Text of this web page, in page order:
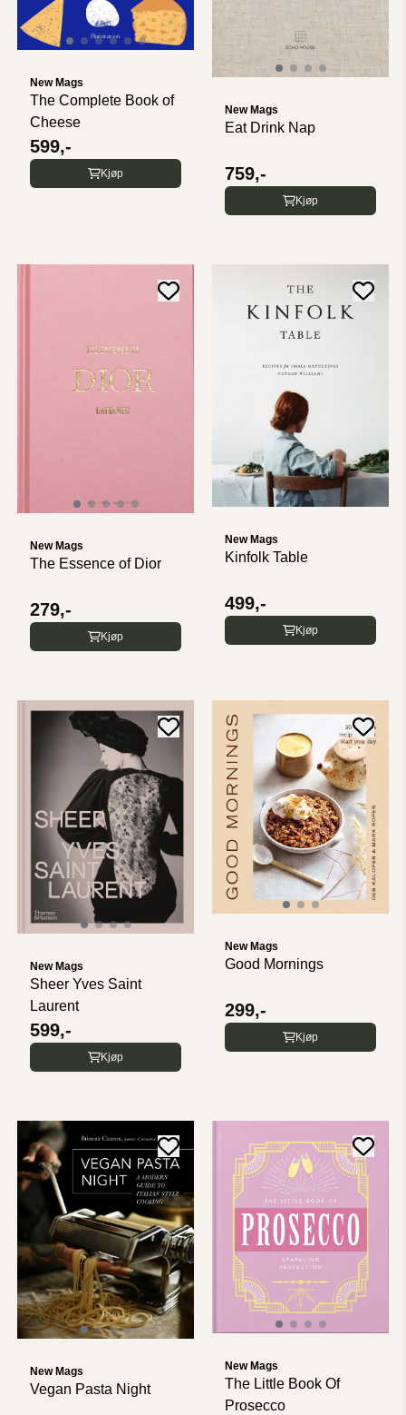
New Mags
The Complete Book of
Cheese
599,-
Kjøp
New Mags
Eat Drink Nap
759,-
Kjøp
New Mags
The Essence of Dior
279,-
Kjøp
New Mags
Kinfolk Table
499,-
Kjøp
New Mags
Sheer Yves Saint
Laurent
599,-
Kjøp
New Mags
Good Mornings
299,-
Kjøp
New Mags
Vegan Pasta Night
New Mags
The Little Book Of
Prosecco